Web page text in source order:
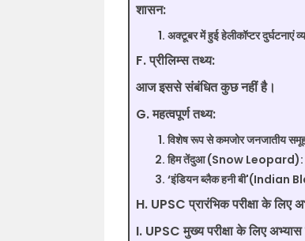
शासन:
अक्टूबर में हुई हेलीकॉप्टर दुर्घटनाएं
F. प्रीलिम्स तथ्य:
आज इससे संबंधित कुछ नहीं है।
G. महत्वपूर्ण तथ्य:
विशेष रूप से कमजोर जनजातीय
हिम तेंदुआ (Snow Leopard):
‘इंडियन ब्लैक हनी
H. UPSC प्रारंभिक परीक्षा के लिए
I. UPSC मुख्य परीक्षा के लिए